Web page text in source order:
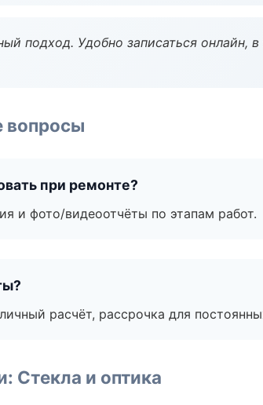
подход. Удобно записаться онлайн,
вопросы
при ремонте?
и фото/видеоотчёты по этапам работ.
расчёт, рассрочка для
Стекла и оптика